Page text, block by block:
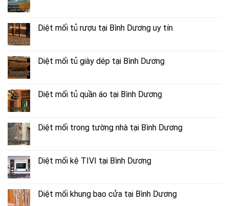
Diệt mối tủ rượu tại Bình Dương uy tín
Diệt mối tủ giày dép tại Bình Dương
Diệt mối tủ quần áo tại Bình Dương
Diệt mối trong tường nhà tại Bình Dương
Diệt mối kệ TIVI tại Bình Dương
Diệt mối khung bao cửa tại Bình Dương